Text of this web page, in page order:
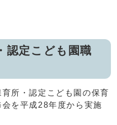
認定こども園職
所・認定こども園の保育
を平成28年度から実施